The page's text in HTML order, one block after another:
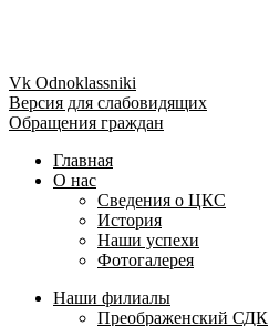
Vk Odnoklassniki
Версия для слабовидящих
Обращения граждан
Главная
О нас
Сведения о ЦКС
История
Наши успехи
Фотогалерея
Наши филиалы
Преображенский СДК